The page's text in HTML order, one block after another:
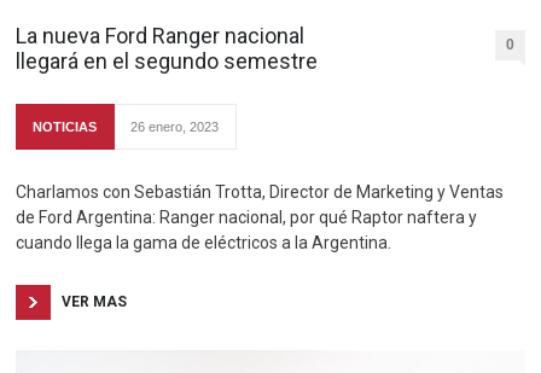
La nueva Ford Ranger nacional
llegará en el segundo semestre
0
NOTICIAS 26 enero, 2023
Charlamos con Sebastián Trotta, Director de Marketing y Ventas
de Ford Argentina: Ranger nacional, por qué Raptor naftera y
cuando llega la gama de eléctricos a la Argentina.
VER MAS